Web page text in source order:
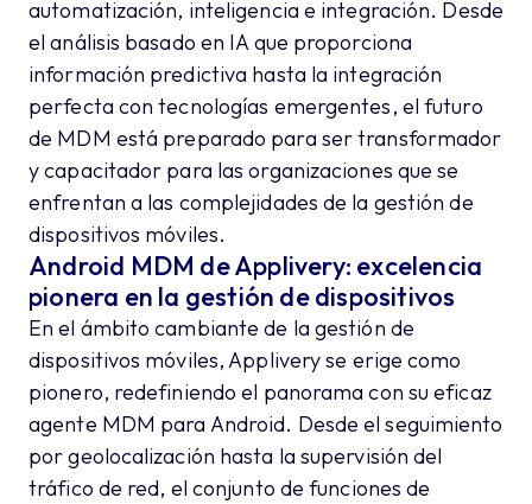
automatización, inteligencia e integración. Desde
el análisis basado en IA que proporciona
información predictiva hasta la integración
perfecta con tecnologías emergentes, el futuro
de MDM está preparado para ser transformador
y capacitador para las organizaciones que se
enfrentan a las complejidades de la gestión de
dispositivos móviles.
Android MDM de Applivery: excelencia
pionera en la gestión de dispositivos
En el ámbito cambiante de la gestión de
dispositivos móviles, Applivery se erige como
pionero, redefiniendo el panorama con su eficaz
agente MDM para Android. Desde el seguimiento
por geolocalización hasta la supervisión del
tráfico de red, el conjunto de funciones de